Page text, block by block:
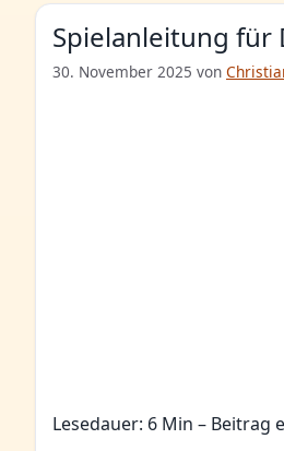
Spielanleitung für
30. November 2025 von
Lesedauer: 6 Min – Beitrag